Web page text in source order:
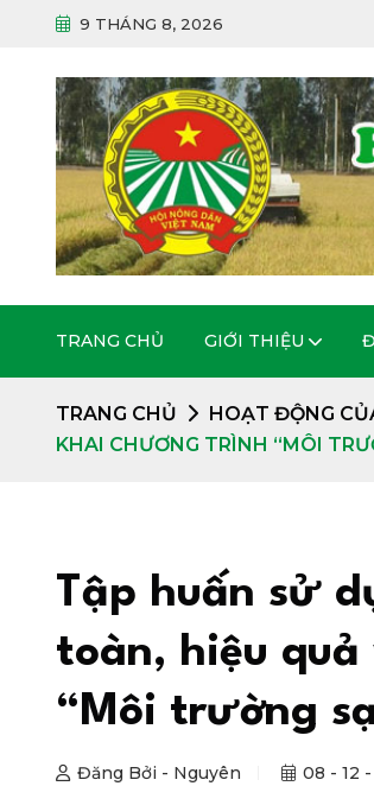
9 THÁNG 8, 2026
TRANG CHỦ GIỚI THIỆU
TRANG CHỦ HOẠT ĐỘNG
KHAI CHƯƠNG TRÌNH “MÔI
Tập huấn sử
toàn, hiệu
“Môi trường
Đăng Bởi - Nguyên 08 - 12